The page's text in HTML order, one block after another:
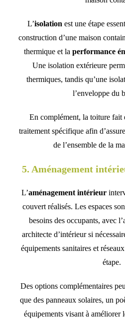
L’isolation est une étape
construction d’une maison
thermique et la performance
Une isolation extérieure
thermiques, tandis qu’une
l’enveloppe du
En complément, la toiture fait
traitement spécifique afin
de l’ensemble de la
5. Aménagement
L’aménagement intérieur
couvert réalisés. Les espaces
besoins des occupants, avec
architecte d’intérieur si
équipements sanitaires et
étape.
Des options complémentaires
que des panneaux solaires, un
équipements visant à améliorer